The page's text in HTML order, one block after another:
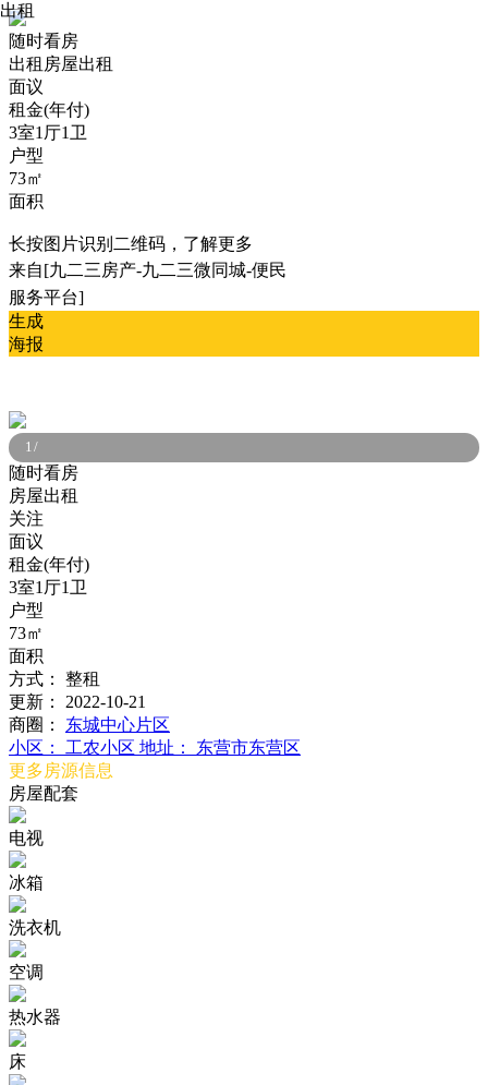
随时看房
出租 房屋出租
面议
租金(年付)
3室1厅1卫
户型
73㎡
面积
长按图片识别二维码，了解更多
来自[九二三房产-九二三微同城-便民
服务平台]
生成
海报
出租
1/
随时看房
房屋出租
关注
面议
租金(年付)
3室1厅1卫
户型
73㎡
面积
方式：
整租
更新：
2022-10-21
商圈：
东城中心片区
小区：
工农小区 地址：
东营市东营区
更多房源信息
房屋配套
电视
冰箱
洗衣机
空调
热水器
床